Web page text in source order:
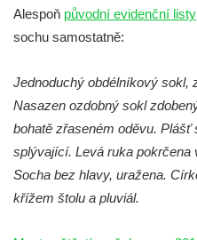
Socha Orlice v ZOO Hluboká
Socha Tygr v ZOO Hluboká
Socha Kozorožec horský v
Socha Housenka v ZOO
Socha Nosorožík v ZOO
Lysá nad Labem, barokní
Alespoň původní evidenční listy
sochu samostatně:
Jednoduchý obdélníkový sokl,
Nasazen ozdobný sokl
bohatě zřaseném oděvu. Plášť
splývající. Levá ruka pokrčena
Socha bez hlavy, uražena.
křížem štolu a pluviál.